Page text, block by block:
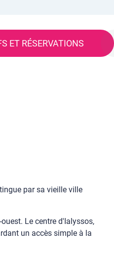
ET RÉSERVATIONS
par sa vieille ville
Le centre d'Ialyssos,
un accès simple à la